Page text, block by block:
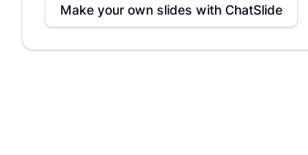
Make your own slides with ChatSlide